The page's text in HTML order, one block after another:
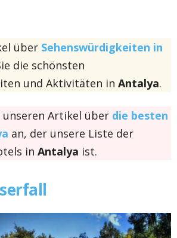
über Sehenswürdigkeiten in
die schönsten
und Aktivitäten in Antalya.
unseren Artikel über die besten
an, der unsere Liste der
in Antalya ist.